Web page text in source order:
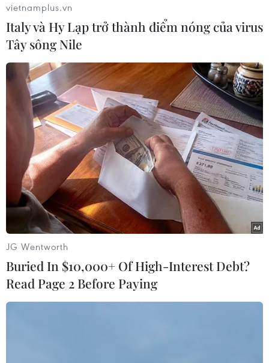
Theo dõi VietnamPlus
TIN LIÊN QUAN
vietnamplus.vn
Italy và Hy Lạp trở thành điểm nóng của virus
Tây sông Nile
JG Wentworth
Buried In $10,000+ Of High-Interest Debt?
Read Page 2 Before Paying